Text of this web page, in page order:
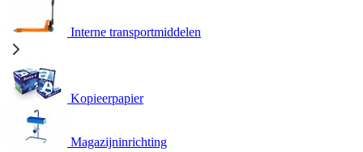
Interne transportmiddelen
Kopieerpapier
Magazijninrichting